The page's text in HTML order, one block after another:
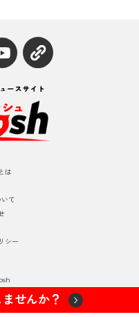
は
て
シー
せんか？